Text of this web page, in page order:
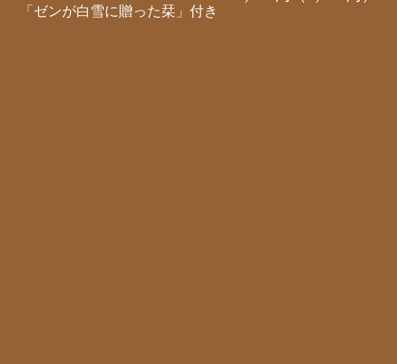
「ゼンが白雪に贈った栞」付き